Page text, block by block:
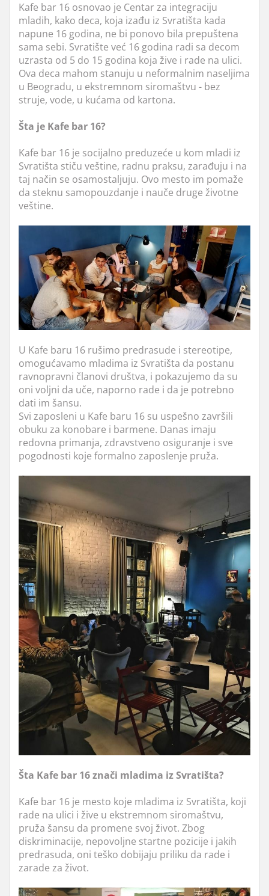
Kafe bar 16 osnovao je Centar za integraciju
mladih, kako deca, koja izađu iz Svratišta kada
napune 16 godina, ne bi ponovo bila prepuštena
sama sebi. Svratište već 16 godina radi sa decom
uzrasta od 5 do 15 godina koja žive i rade na ulici.
Ova deca mahom stanuju u neformalnim naseljima
u Beogradu, u ekstremnom siromaštvu - bez
struje, vode, u kućama od kartona.
Šta je Kafe bar 16?
Kafe bar 16 je socijalno preduzeće u kom mladi iz
Svratišta stiču veštine, radnu praksu, zarađuju i na
taj način se osamostaljuju. Ovo mesto im pomaže
da steknu samopouzdanje i nauče druge životne
veštine.
U Kafe baru 16 rušimo predrasude i stereotipe,
omogućavamo mladima iz Svratišta da postanu
ravnopravni članovi društva, i pokazujemo da su
oni voljni da uče, naporno rade i da je potrebno
dati im šansu.
Svi zaposleni u Kafe baru 16 su uspešno završili
obuku za konobare i barmene. Danas imaju
redovna primanja, zdravstveno osiguranje i sve
pogodnosti koje formalno zaposlenje pruža.
Šta Kafe bar 16 znači mladima iz Svratišta?
Kafe bar 16 je mesto koje mladima iz Svratišta, koji
rade na ulici i žive u ekstremnom siromaštvu,
pruža šansu da promene svoj život. Zbog
diskriminacije, nepovoljne startne pozicije i jakih
predrasuda, oni teško dobijaju priliku da rade i
zarade za život.